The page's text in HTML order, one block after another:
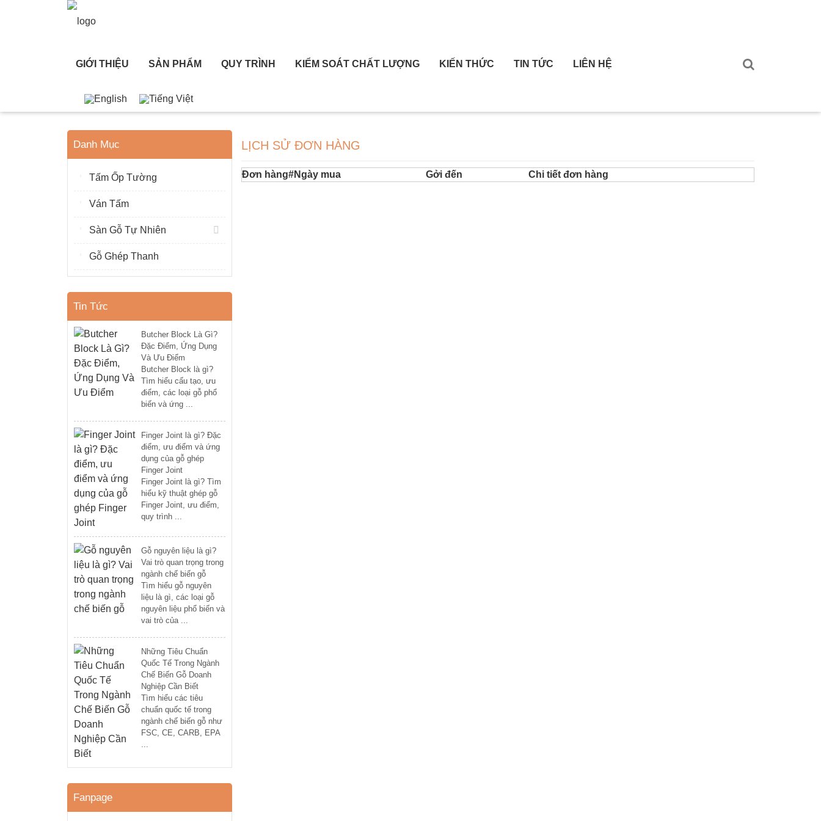
GIỚI THIỆU SẢN PHẨM QUY TRÌNH KIỂM SOÁT CHẤT LƯỢNG KIẾN THỨC TIN TỨC LIÊN HỆ
Danh Mục
Tấm Ốp Tường
Ván Tấm
Sàn Gỗ Tự Nhiên
Gỗ Ghép Thanh
Tin Tức
Butcher Block Là Gì?
Đặc Điểm, Ứng Dụng
Và Ưu Điểm
Butcher Block là gì?
Tìm hiểu cấu tạo, ưu
điểm, các loại gỗ phổ
biến và ứng ...
Finger Joint là gì? Đặc
điểm, ưu điểm và ứng
dụng của gỗ ghép
Finger Joint
Finger Joint là gì? Tìm
hiểu kỹ thuật ghép gỗ
Finger Joint, ưu điểm,
quy trình ...
Gỗ nguyên liệu là gì?
Vai trò quan trọng trong
ngành chế biến gỗ
Tìm hiểu gỗ nguyên
liệu là gì, các loại gỗ
nguyên liệu phổ biến và
vai trò của ...
Những Tiêu Chuẩn
Quốc Tế Trong Ngành
Chế Biến Gỗ Doanh
Nghiệp Cần Biết
Tìm hiểu các tiêu
chuẩn quốc tế trong
ngành chế biến gỗ như
FSC, CE, CARB, EPA
Fanpage
LỊCH SỬ ĐƠN HÀNG
Đơn hàng#Ngày mua Gởi đến Chi tiết đơn hàng